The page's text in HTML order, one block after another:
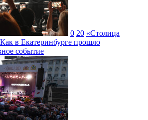
0 20 «Столица
в Екатеринбурге прошло
событие